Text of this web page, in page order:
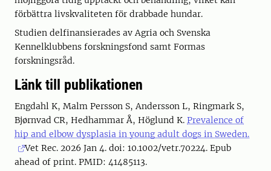
förbättra livskvaliteten för drabbade hundar.
Studien delfinansierades av Agria och Svenska
Kennelklubbens forskningsfond samt Formas
forskningsråd.
Länk till publikationen
Engdahl K, Malm Persson S, Andersson L, Ringmark S,
Bjørnvad CR, Hedhammar Å, Höglund K. Prevalence of
hip and elbow dysplasia in young adult dogs in Sweden.
Vet Rec. 2026 Jan 4. doi: 10.1002/vetr.70224. Epub
ahead of print. PMID: 41485113.